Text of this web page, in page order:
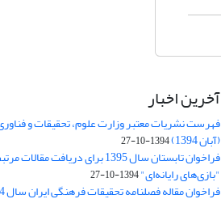
آخرین اخبار
فهرست نشریات معتبر وزارت علوم، تحقیقات و
(آبان 1394) 1394-10-27
فراخوان تابستان سال 1395 برای دریافت مقالات
"بازی‌های رایانه‌ای"1394-10-27